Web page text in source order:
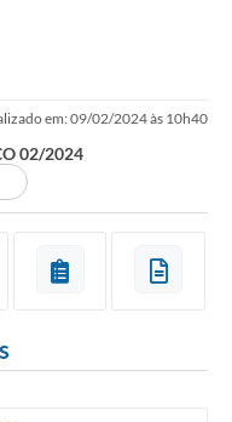
em: 09/02/2024 às 10h40
02/2024